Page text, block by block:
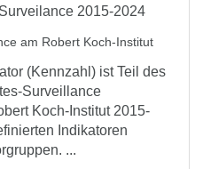
2015-2024
am Robert Koch-Institut
(Kennzahl) ist Teil des
Surveillance
Koch-Institut 2015-
Indikatoren
...